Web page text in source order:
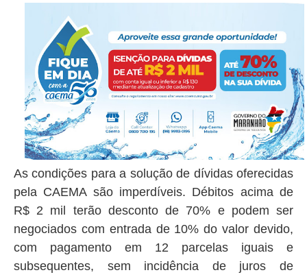
As condições para a solução de dívidas oferecidas
pela CAEMA são imperdíveis. Débitos acima de
R$ 2 mil terão desconto de 70% e podem ser
negociados com entrada de 10% do valor devido,
com pagamento em 12 parcelas iguais e
subsequentes, sem incidência de juros de